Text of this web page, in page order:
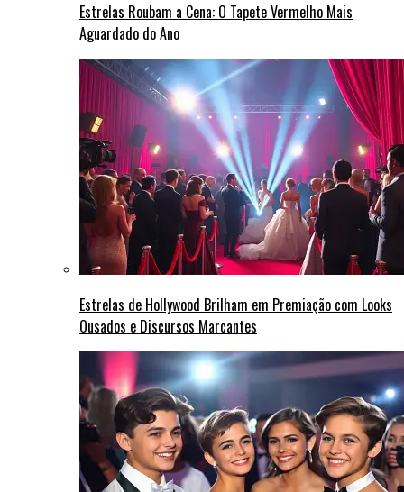
Estrelas Roubam a Cena: O Tapete Vermelho Mais
Aguardado do Ano
Estrelas de Hollywood Brilham em Premiação com Looks
Ousados e Discursos Marcantes